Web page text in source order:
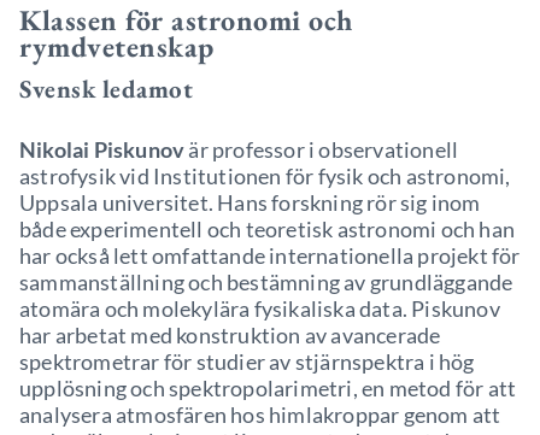
Klassen för astronomi och
rymdvetenskap
Svensk ledamot
Nikolai Piskunovär professor i observationell
astrofysik vid Institutionen för fysik och astronomi,
Uppsala universitet. Hans forskning rör sig inom
både experimentell och teoretisk astronomi och han
har också lett omfattande internationella projekt för
sammanställning och bestämning av grundläggande
atomära och molekylära fysikaliska data. Piskunov
har arbetat med konstruktion av avancerade
spektrometrar för studier av stjärnspektra i hög
upplösning och spektropolarimetri, en metod för att
analysera atmosfären hos himlakroppar genom att